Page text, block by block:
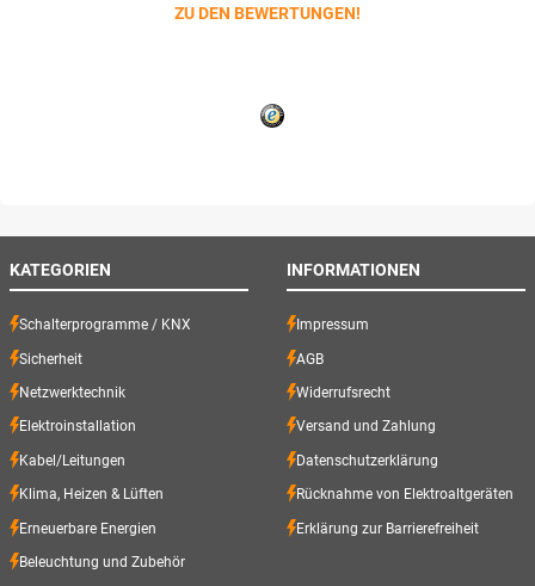
ZU DEN BEWERTUNGEN!
KATEGORIEN
Schalterprogramme / KNX
Sicherheit
Netzwerktechnik
Elektroinstallation
Kabel/Leitungen
Klima, Heizen & Lüften
Erneuerbare Energien
Beleuchtung und Zubehör
INFORMATIONEN
Impressum
AGB
Widerrufsrecht
Versand und Zahlung
Datenschutzerklärung
Rücknahme von Elektroaltgeräten
Erklärung zur Barrierefreiheit